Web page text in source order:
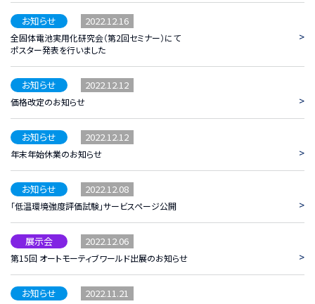
お知らせ 2022.12.16
全固体電池実用化研究会（第2回セミナー）にて
ポスター発表を行いました
>
お知らせ 2022.12.12
価格改定のお知らせ >
お知らせ 2022.12.12
年末年始休業のお知らせ >
お知らせ 2022.12.08
「低温環境強度評価試験」サービスページ公開 >
展示会 2022.12.06
第15回 オートモーティブワールド出展のお知らせ >
お知らせ 2022.11.21